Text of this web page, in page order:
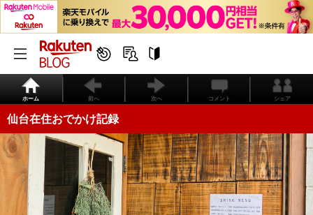
ホーム 前へ 次へ コメント シェア
仙台在住おでかけ記録